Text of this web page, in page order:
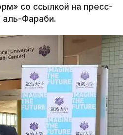
со ссылкой на пресс-
аль-Фараби.